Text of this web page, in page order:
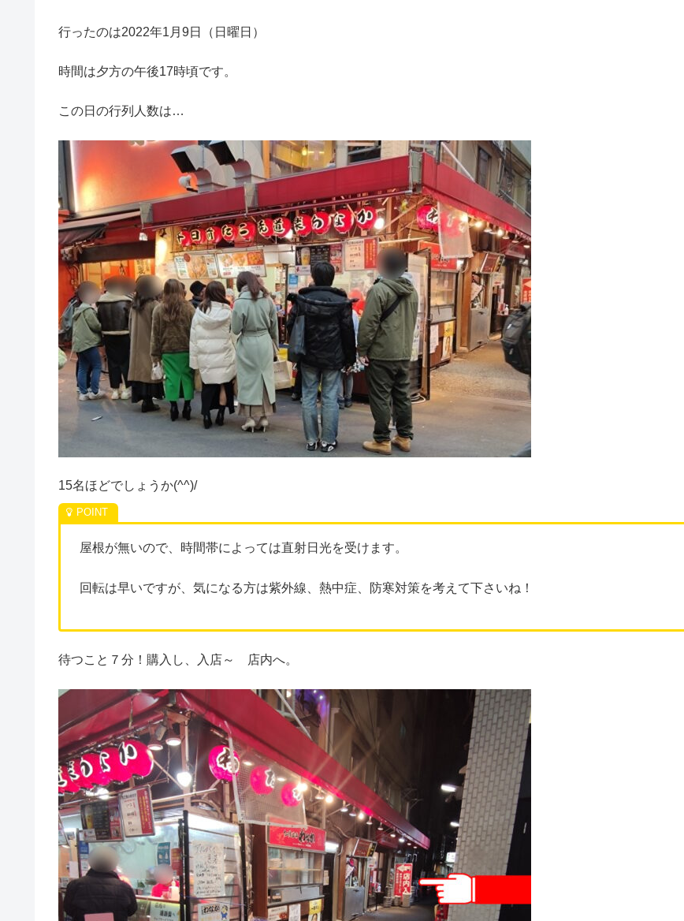
行ったのは2022年1月9日（日曜日）
時間は夕方の午後17時頃です。
この日の行列人数は…
15名ほどでしょうか(^^)/
屋根が無いので、時間帯によっては直射日光を受けます。
回転は早いですが、気になる方は紫外線、熱中症、防寒対策を考えて下さいね！
待つこと７分！購入し、入店～ 店内へ。